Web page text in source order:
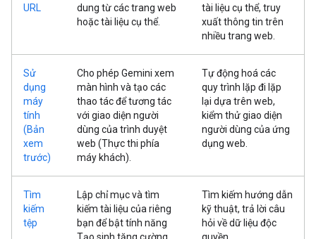
URL
dung từ các trang web
hoặc tài liệu cụ thể.
tài liệu cụ thể, truy
xuất thông tin trên
nhiều trang web.
Sử
dụng
máy
tính
(Bản
xem
trước)
Cho phép Gemini xem
màn hình và tạo các
thao tác để tương tác
với giao diện người
dùng của trình duyệt
web (Thực thi phía
máy khách).
Tự động hoá các
quy trình lặp đi lặp
lại dựa trên web,
kiểm thử giao diện
người dùng của ứng
dụng web.
Tìm
kiếm
tệp
Lập chỉ mục và tìm
kiếm tài liệu của riêng
bạn để bật tính năng
Tìm kiếm hướng dẫn
kỹ thuật, trả lời câu
hỏi về dữ liệu độc